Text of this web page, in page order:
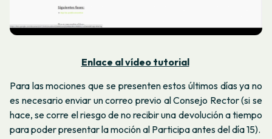
Enlace al vídeo tutorial
Para las mociones que se presenten estos últimos días ya no
es necesario enviar un correo previo al Consejo Rector (si se
hace, se corre el riesgo de no recibir una devolución a tiempo
para poder presentar la moción al Participa antes del día 15).